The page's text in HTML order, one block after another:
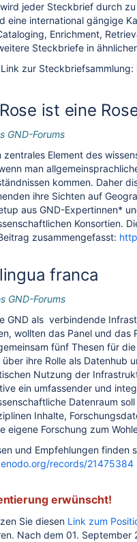
jeder Steckbrief durch
eine international gängige
Enrichment,
Steckbriefe in
zur Steckbriefsammlung:
ist eine
GND-Forums
zentrales Element des
man
kommen. Daher
ihre Sichten auf
aus GND-Expertinnen*
Konsortien.
zusammengefasst:
franca
GND-Forums
GND als verbindende
wollten das Panel und das
fünf Thesen für
über ihre Rolle als Datenhub
Nutzung der
ein umfassender und
Datenraum
Inhalte,
eigene Forschung zum
und Empfehlungen finden
records/21475384
erwünscht!
Sie diesen Link zum
Nach dem 01.